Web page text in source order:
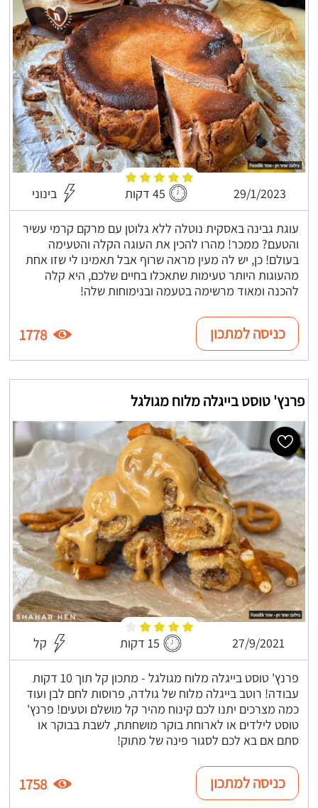
29/1/2023 45 דקות בינוני
עוגת גבינה באסקית נוטלה ללא גלוטן עם מרקם קרמי עשיר
והטעם? ממכר! מהרו להכין את העוגה הקלה והטעימה
בעולם! כן, יש לה מעין מראה שרוף אבל תאמינו לי שזו אחת
מהעוגות היותר טעימות שתאכלו בחיים שלכם, היא קלה
להכנה ומאוד מרשימה בטעמה ובנימוחות שלה!
כניסה למתכון 1778
פרנץ' טוסט בייגלה מלוח מגולגל
27/9/2021 15 דקות קל
פרנץ' טוסט בייגלה מלוח מגולגל - מתכון קל תוך 10 דקות
עבודה! רוטב בייגלה מלוח של גולדה, פרוסות לחם לבן ועוד
כמה מצרכים יתנו לכם קינוח מהיר קל מושלם וטעים! פרנץ'
טוסט לילדים או לארוחת בוקר מושחתת, לשבת בבוקר או
סתם אם בא לכם לסגור פינה של מתוק!
כניסה למתכון 1758